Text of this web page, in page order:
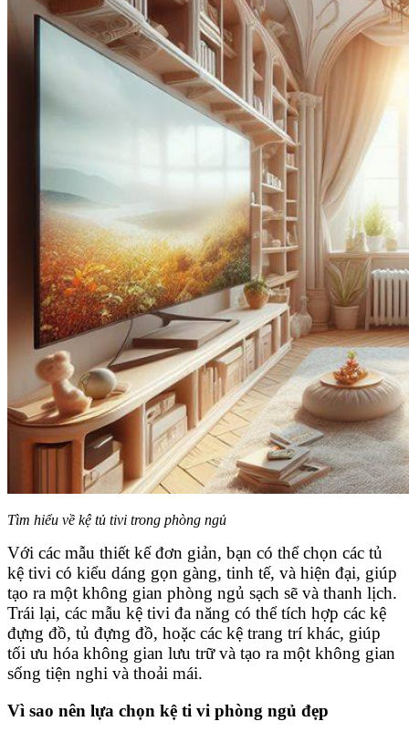
Tìm hiểu về kệ tủ tivi trong phòng ngủ
Với các mẫu thiết kế đơn giản, bạn có thể chọn các tủ
kệ tivi có kiểu dáng gọn gàng, tinh tế, và hiện đại, giúp
tạo ra một không gian phòng ngủ sạch sẽ và thanh lịch.
Trái lại, các mẫu kệ tivi đa năng có thể tích hợp các kệ
đựng đồ, tủ đựng đồ, hoặc các kệ trang trí khác, giúp
tối ưu hóa không gian lưu trữ và tạo ra một không gian
sống tiện nghi và thoải mái.
Vì sao nên lựa chọn kệ ti vi phòng ngủ đẹp